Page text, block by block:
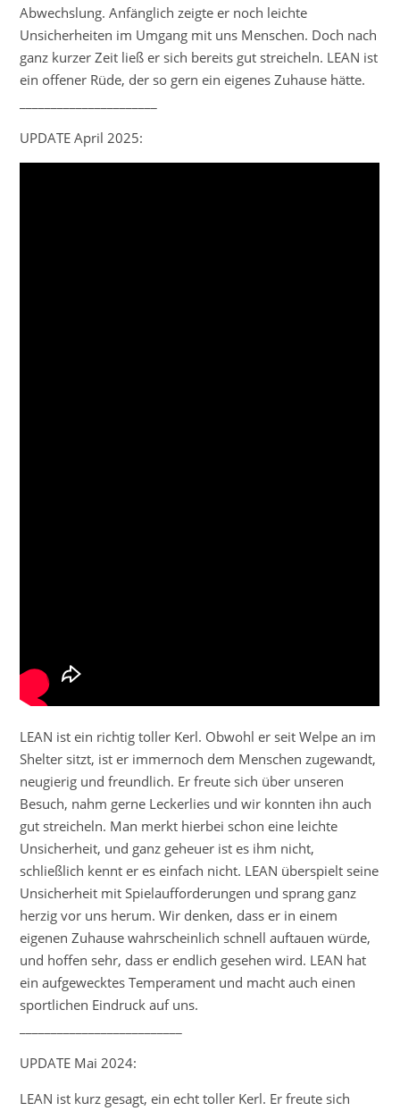
Abwechslung. Anfänglich zeigte er noch leichte
Unsicherheiten im Umgang mit uns Menschen. Doch nach
ganz kurzer Zeit ließ er sich bereits gut streicheln. LEAN ist
ein offener Rüde, der so gern ein eigenes Zuhause hätte.
UPDATE April 2025:
LEAN ist ein richtig toller Kerl. Obwohl er seit Welpe an im
Shelter sitzt, ist er immernoch dem Menschen zugewandt,
neugierig und freundlich. Er freute sich über unseren
Besuch, nahm gerne Leckerlies und wir konnten ihn auch
gut streicheln. Man merkt hierbei schon eine leichte
Unsicherheit, und ganz geheuer ist es ihm nicht,
schließlich kennt er es einfach nicht. LEAN überspielt seine
Unsicherheit mit Spielaufforderungen und sprang ganz
herzig vor uns herum. Wir denken, dass er in einem
eigenen Zuhause wahrscheinlich schnell auftauen würde,
und hoffen sehr, dass er endlich gesehen wird. LEAN hat
ein aufgewecktes Temperament und macht auch einen
sportlichen Eindruck auf uns.
UPDATE Mai 2024:
LEAN ist kurz gesagt, ein echt toller Kerl. Er freute sich